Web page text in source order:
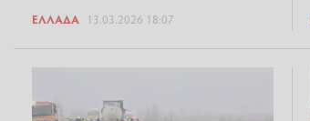
ΕΛΛΆΔΑ 13.03.2026 18:07